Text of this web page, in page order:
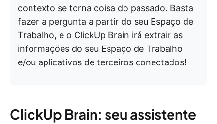
contexto se torna coisa do passado. Basta
fazer a pergunta a partir do seu Espaço de
Trabalho, e o ClickUp Brain irá extrair as
informações do seu Espaço de Trabalho
e/ou aplicativos de terceiros conectados!
ClickUp Brain: seu assistente